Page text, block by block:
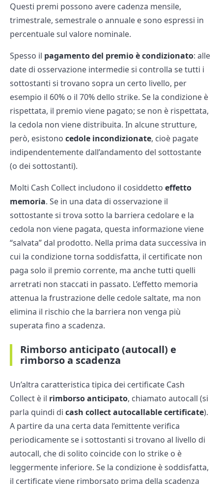
Questi premi possono avere cadenza mensile,
trimestrale, semestrale o annuale e sono espressi in
percentuale sul valore nominale.
Spesso il pagamento del premio è condizionato: alle
date di osservazione intermedie si controlla se tutti i
sottostanti si trovano sopra un certo livello, per
esempio il 60% o il 70% dello strike. Se la condizione è
rispettata, il premio viene pagato; se non è rispettata,
la cedola non viene distribuita. In alcune strutture,
però, esistono cedole incondizionate, cioè pagate
indipendentemente dall’andamento del sottostante
(o dei sottostanti).
Molti Cash Collect includono il cosiddetto effetto
memoria. Se in una data di osservazione il
sottostante si trova sotto la barriera cedolare e la
cedola non viene pagata, questa informazione viene
“salvata” dal prodotto. Nella prima data successiva in
cui la condizione torna soddisfatta, il certificate non
paga solo il premio corrente, ma anche tutti quelli
arretrati non staccati in passato. L’effetto memoria
attenua la frustrazione delle cedole saltate, ma non
elimina il rischio che la barriera non venga più
superata fino a scadenza.
Rimborso anticipato (autocall) e
rimborso a scadenza
Un’altra caratteristica tipica dei certificate Cash
Collect è il rimborso anticipato, chiamato autocall (si
parla quindi di cash collect autocallable certificate).
A partire da una certa data l’emittente verifica
periodicamente se i sottostanti si trovano al livello di
autocall, che di solito coincide con lo strike o è
leggermente inferiore. Se la condizione è soddisfatta,
il certificate viene rimborsato prima della scadenza